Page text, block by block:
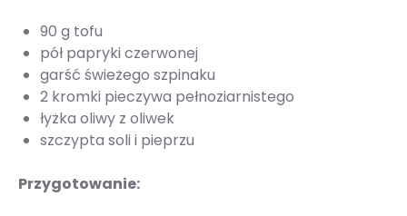
90 g tofu
pół papryki czerwonej
garść świeżego szpinaku
2 kromki pieczywa pełnoziarnistego
łyżka oliwy z oliwek
szczypta soli i pieprzu
Przygotowanie: